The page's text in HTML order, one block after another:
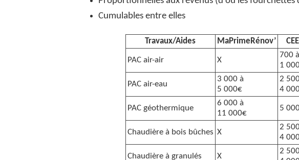
Cumulables entre elles
Travaux/Aides MaPrimeRénov’ CEE
PAC air-air X
700 à
1
PAC air-eau
3 000 à
5 000€
2
4
PAC géothermique
6 000 à
11 000€
5
Chaudière à bois bûches X
2
4
Chaudière à granulés X
2